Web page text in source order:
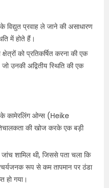
विद्युत प्रवाह ले जाने की असाधारण
में होते हैं।
को प्रतिकर्षित करना की एक
उनकी अद्वितीय स्थिति की एक
कामेरलिंग ओन्स (Heike
की खोज करके एक बड़ी
शामिल थी, जिससे पता चला कि
रूप से कम तापमान पर ठंडा
हो गया।